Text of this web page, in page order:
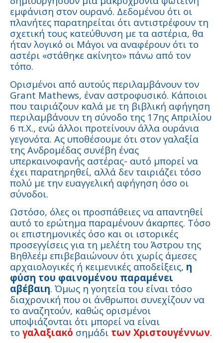
εμφάνιση στον ουρανό. Δεδομένου ότι οι
πλανήτες παρατηρείται ότι αντιστρέφουν τη
σχετική τους κατεύθυνση με τα αστέρια, θα
ήταν λογικό οι Μάγοι να αναφέρουν ότι το
αστέρι «στάθηκε ακίνητο» πάνω από τον
τόπο.
Ορισμένοι από αυτούς περιλαμβάνουν τον
Grant Mathews, έναν αστροφυσικό. Κάποιοι
που ταιριάζουν καλά με τη βιβλική αφήγηση
περιλαμβάνουν τη σύνοδο της 17ης Απριλίου
6 π.Χ., ενώ άλλοι προτείνουν άλλα ουράνια
γεγονότα. Ας υποθέσουμε ότι στον γαλαξία
της Ανδρομέδας συνέβη ένας
υπερκαινοφανής αστέρας- αυτό μπορεί να
έχει παρατηρηθεί, αλλά δεν ταιριάζει τόσο
πολύ με την ευαγγελική αφήγηση όσο οι
σύνοδοι.
Ωστόσο, όλες οι προσπάθειες να απαντηθεί
αυτό το ερώτημα παραμένουν άκαρπες. Τόσο
οι επιστημονικές όσο και οι ιστορικές
προσεγγίσεις για τη μελέτη του Άστρου της
Βηθλεέμ επιβεβαιώνουν ότι χωρίς άμεσες
αρχαιολογικές ή κειμενικές αποδείξεις, η
φύση του φαινομένου παραμένει
αβέβαιη. Όμως η γοητεία του είναι τόσο
διαχρονική που οι άνθρωποι συνεχίζουν να
το αναζητούν, καθώς ορισμένοι
υποψιάζονται ότι μπορεί να είναι
το γαλαξιακό σημάδι των Χριστουγέννων.